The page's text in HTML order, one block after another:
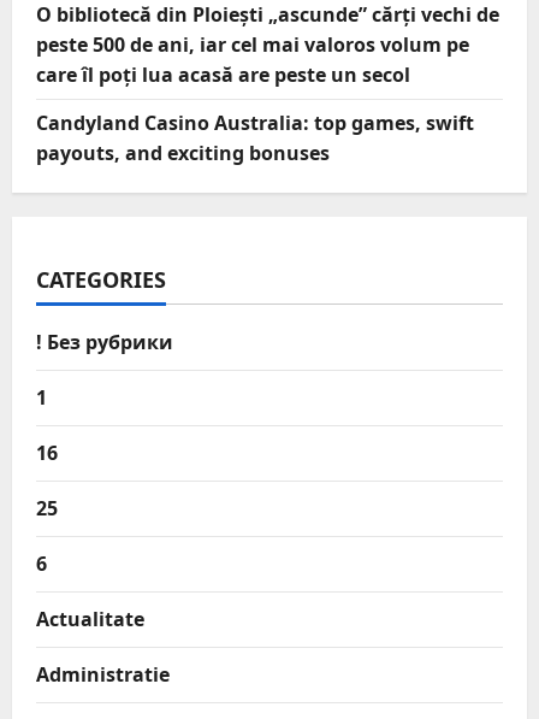
O bibliotecă din Ploiești „ascunde” cărți vechi de
peste 500 de ani, iar cel mai valoros volum pe
care îl poți lua acasă are peste un secol
Candyland Casino Australia: top games, swift
payouts, and exciting bonuses
CATEGORIES
! Без рубрики
1
16
25
6
Actualitate
Administratie